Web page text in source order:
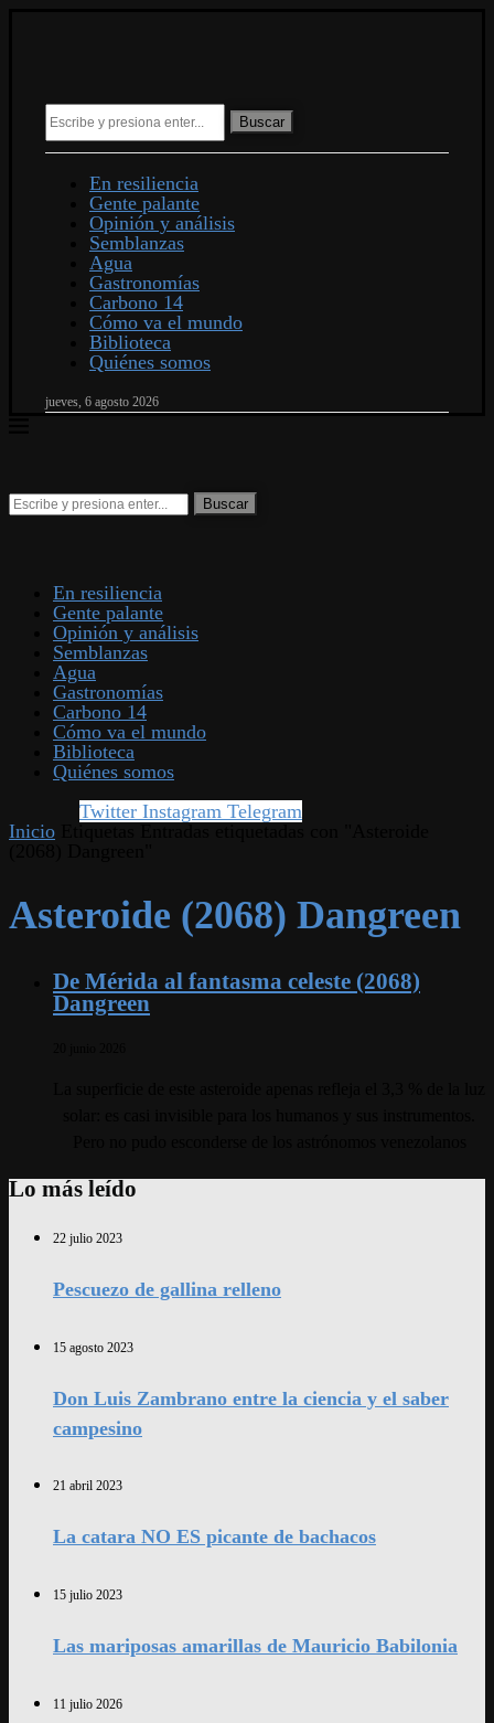
Buscar
En resiliencia
Gente palante
Opinión y análisis
Semblanzas
Agua
Gastronomías
Carbono 14
Cómo va el mundo
Biblioteca
Quiénes somos
jueves, 6 agosto 2026
En resiliencia
Gente palante
Opinión y análisis
Semblanzas
Agua
Gastronomías
Carbono 14
Cómo va el mundo
Biblioteca
Quiénes somos
Twitter Instagram Telegram
Inicio
Asteroide (2068) Dangreen
De Mérida al fantasma celeste (2068)
Dangreen
Lo más leído
22 julio 2023
Pescuezo de gallina relleno
15 agosto 2023
Don Luis Zambrano entre la ciencia y el saber
campesino
21 abril 2023
La catara NO ES picante de bachacos
15 julio 2023
Las mariposas amarillas de Mauricio Babilonia
11 julio 2026